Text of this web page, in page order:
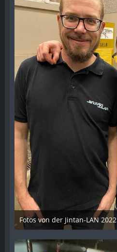
Fotos von der Jintan-LAN 2022
17. Oktober 2022